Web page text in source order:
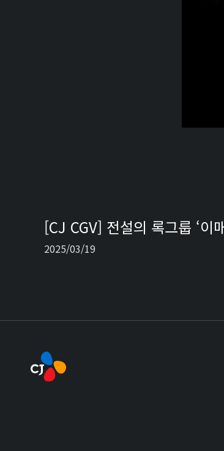
[CJ CGV] 전설의 록그룹 ‘이
2025/03/19